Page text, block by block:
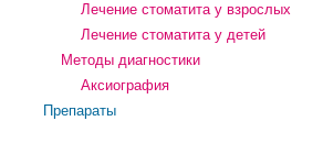
Лечение стоматита у взрослых
Лечение стоматита у детей
Методы диагностики
Аксиография
Препараты